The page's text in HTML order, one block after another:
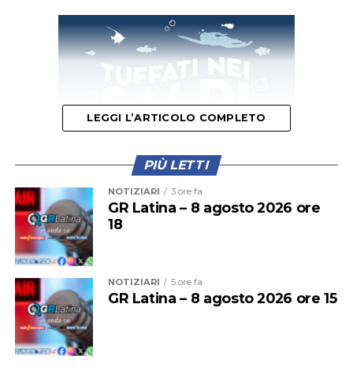
Isabella sarà affidata se tenuta in casa e si darà la
precedenza ad adozioni in zona. Sarà chippata,
vaccinata, spulciata e sverminata, con obbligo di
sterlizzazione e solito iter di adozione (controlli pre e
post affido).
LEGGI L’ARTICOLO COMPLETO
PIÙ LETTI
NOTIZIARI 3 ore fa
GR Latina – 8 agosto 2026 ore
18
NOTIZIARI 5 ore fa
GR Latina – 8 agosto 2026 ore 15